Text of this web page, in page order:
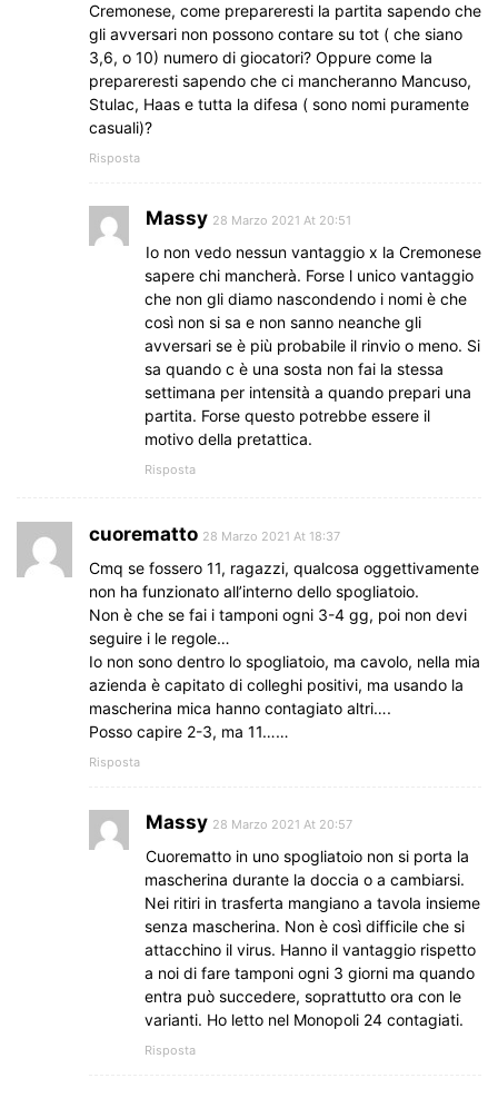
Cremonese, come prepareresti la partita sapendo che
gli avversari non possono contare su tot ( che siano
3,6, o 10) numero di giocatori? Oppure come la
prepareresti sapendo che ci mancheranno Mancuso,
Stulac, Haas e tutta la difesa ( sono nomi puramente
casuali)?
Risposta
Massy 28 Marzo 2021 At 20:51
Io non vedo nessun vantaggio x la Cremonese
sapere chi mancherà. Forse l unico vantaggio
che non gli diamo nascondendo i nomi è che
così non si sa e non sanno neanche gli
avversari se è più probabile il rinvio o meno. Si
sa quando c è una sosta non fai la stessa
settimana per intensità a quando prepari una
partita. Forse questo potrebbe essere il
motivo della pretattica.
Risposta
cuorematto 28 Marzo 2021 At 18:37
Cmq se fossero 11, ragazzi, qualcosa oggettivamente
non ha funzionato all’interno dello spogliatoio.
Non è che se fai i tamponi ogni 3-4 gg, poi non devi
seguire i le regole…
Io non sono dentro lo spogliatoio, ma cavolo, nella mia
azienda è capitato di colleghi positivi, ma usando la
mascherina mica hanno contagiato altri….
Posso capire 2-3, ma 11……
Risposta
Massy 28 Marzo 2021 At 20:57
Cuorematto in uno spogliatoio non si porta la
mascherina durante la doccia o a cambiarsi.
Nei ritiri in trasferta mangiano a tavola insieme
senza mascherina. Non è così difficile che si
attacchino il virus. Hanno il vantaggio rispetto
a noi di fare tamponi ogni 3 giorni ma quando
entra può succedere, soprattutto ora con le
varianti. Ho letto nel Monopoli 24 contagiati.
Risposta